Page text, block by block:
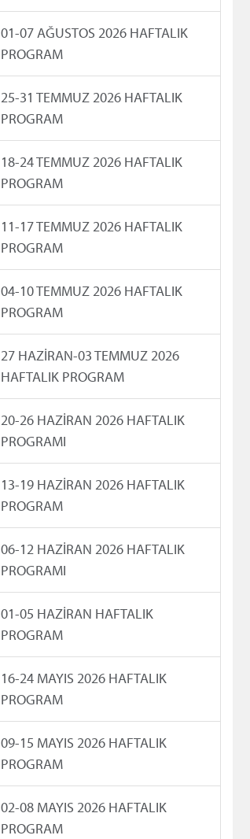
01-07 AĞUSTOS 2026 HAFTALIK
PROGRAM
25-31 TEMMUZ 2026 HAFTALIK
PROGRAM
18-24 TEMMUZ 2026 HAFTALIK
PROGRAM
11-17 TEMMUZ 2026 HAFTALIK
PROGRAM
04-10 TEMMUZ 2026 HAFTALIK
PROGRAM
27 HAZİRAN-03 TEMMUZ 2026
HAFTALIK PROGRAM
20-26 HAZİRAN 2026 HAFTALIK
PROGRAMI
13-19 HAZİRAN 2026 HAFTALIK
PROGRAM
06-12 HAZİRAN 2026 HAFTALIK
PROGRAMI
01-05 HAZİRAN HAFTALIK
PROGRAM
16-24 MAYIS 2026 HAFTALIK
PROGRAM
09-15 MAYIS 2026 HAFTALIK
PROGRAM
02-08 MAYIS 2026 HAFTALIK
PROGRAM